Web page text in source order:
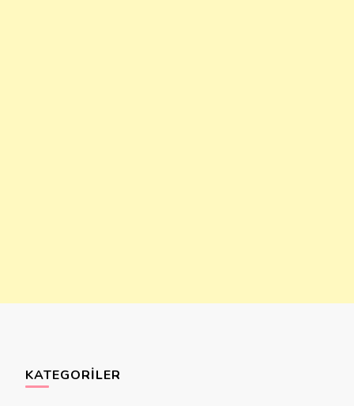
KATEGORILER